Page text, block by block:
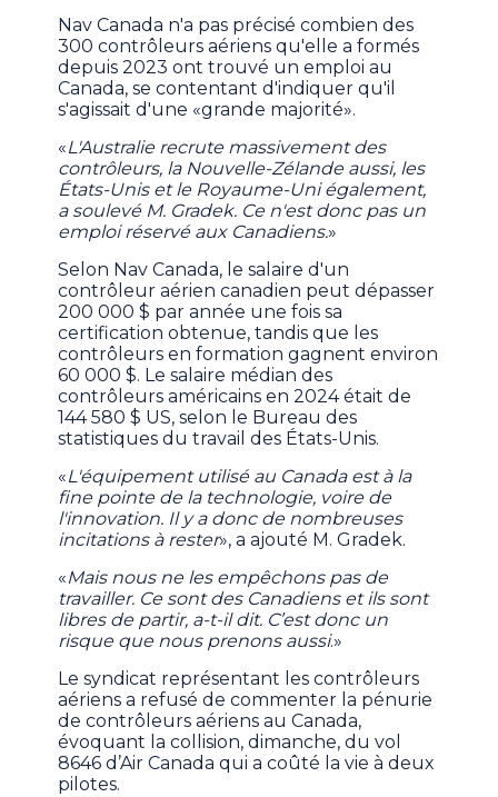
Nav Canada n'a pas précisé combien des
300 contrôleurs aériens qu'elle a formés
depuis 2023 ont trouvé un emploi au
Canada, se contentant d'indiquer qu'il
s'agissait d'une «grande majorité».
«L'Australie recrute massivement des
contrôleurs, la Nouvelle-Zélande aussi, les
États-Unis et le Royaume-Uni également,
a soulevé M. Gradek. Ce n'est donc pas un
emploi réservé aux Canadiens.»
Selon Nav Canada, le salaire d'un
contrôleur aérien canadien peut dépasser
200 000 $ par année une fois sa
certification obtenue, tandis que les
contrôleurs en formation gagnent environ
60 000 $. Le salaire médian des
contrôleurs américains en 2024 était de
144 580 $ US, selon le Bureau des
statistiques du travail des États-Unis.
«L'équipement utilisé au Canada est à la
fine pointe de la technologie, voire de
l'innovation. Il y a donc de nombreuses
incitations à rester», a ajouté M. Gradek.
«Mais nous ne les empêchons pas de
travailler. Ce sont des Canadiens et ils sont
libres de partir, a-t-il dit. C’est donc un
risque que nous prenons aussi.»
Le syndicat représentant les contrôleurs
aériens a refusé de commenter la pénurie
de contrôleurs aériens au Canada,
évoquant la collision, dimanche, du vol
8646 d’Air Canada qui a coûté la vie à deux
pilotes.